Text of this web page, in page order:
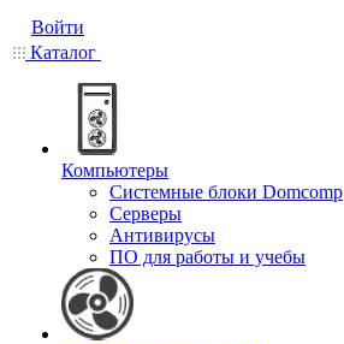
Войти
Каталог
Компьютеры
Системные блоки Domcomp
Серверы
Антивирусы
ПО для работы и учебы